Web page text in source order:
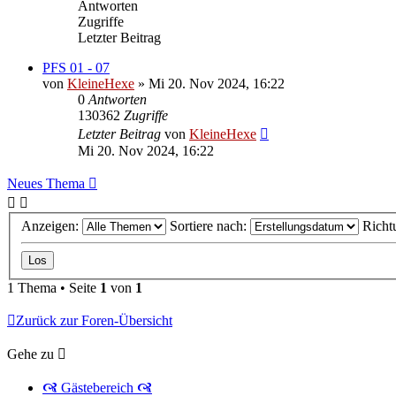
Antworten
Zugriffe
Letzter Beitrag
PFS 01 - 07
von KleineHexe » Mi 20. Nov 2024, 16:22
0 Antworten
130362 Zugriffe
Letzter Beitrag von KleineHexe
Mi 20. Nov 2024, 16:22
Neues Thema
Anzeigen: Sortiere nach:
1 Thema • Seite 1 von 1
Zurück zur Foren-Übersicht
Gehe zu
🙧 Gästebereich 🙧